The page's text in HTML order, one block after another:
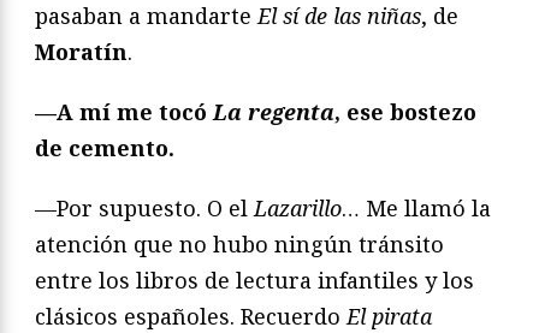
pasaban a mandarteEl sí de las niñas, de
Moratín.
—A mí me tocóLa regenta, ese bostezo
de cemento.
—Por supuesto. O elLazarillo… Me llamó la
atención que no hubo ningún tránsito
entre los libros de lectura infantiles y los
clásicos españoles. RecuerdoEl pirata